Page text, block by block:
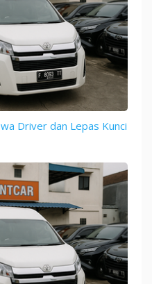
Driver dan Lepas Kunci